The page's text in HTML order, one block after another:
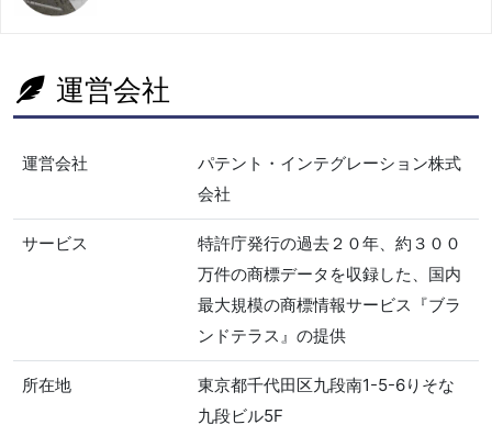
運営会社
運営会社
パテント・インテグレーション株式
会社
サービス
特許庁発行の過去２０年、約３００
万件の商標データを収録した、国内
最大規模の商標情報サービス『ブラ
ンドテラス』の提供
所在地
東京都千代田区九段南1-5-6りそな
九段ビル5F